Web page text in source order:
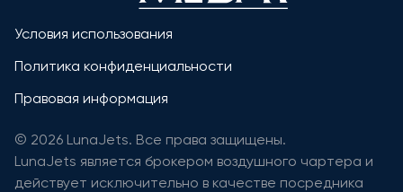
Условия использования
Политика конфиденциальности
Правовая информация
© 2026 LunaJets. Все права защищены.
LunaJets является брокером воздушного чартера и
действует исключительно в качестве посредника